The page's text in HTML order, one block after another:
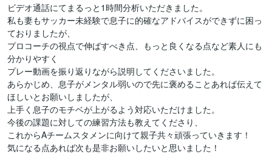
ビデオ通話にてまるっと1時間分析いただきました。
私も妻もサッカー未経験で息子に的確なアドバイスができずに困っ
ておりましたが、
プロコーチの視点で伸ばすべき点、もっと良くなる点など素人にも
分かりやすく
プレー動画を振り返りながら説明してくださいました。
あらかじめ、息子がメンタル弱いので先に褒めることあれば伝えて
ほしいとお願いしましたが、
上手く息子のモチベが上がるよう対応いただけました。
今後の課題に対しての練習方法も教えてくださり、
これからAチームスタメンに向けて親子共々頑張っていきます！
気になる点あれば次も是非お願いしたいと思いました！